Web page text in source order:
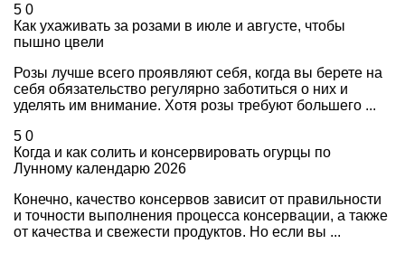
5 0
Как ухаживать за розами в июле и августе, чтобы
пышно цвели
Розы лучше всего проявляют себя, когда вы берете на
себя обязательство регулярно заботиться о них и
уделять им внимание. Хотя розы требуют большего ...
5 0
Когда и как солить и консервировать огурцы по
Лунному календарю 2026
Конечно, качество консервов зависит от правильности
и точности выполнения процесса консервации, а также
от качества и свежести продуктов. Но если вы ...